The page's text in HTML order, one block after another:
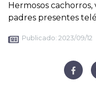
Hermosos
padres presentes
Publicado: 2023/09/12